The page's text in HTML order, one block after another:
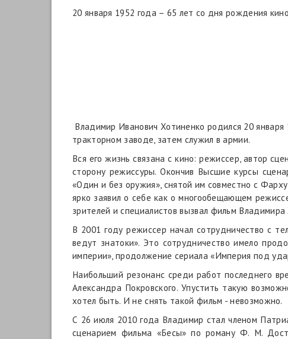
20 января 1952 года – 65 лет со дня рождения
Владимир Иванович Хотиненко родился 20
тракторном заводе, затем служил в армии.
Вся его жизнь связана с кино: режиссер, автор
сторону режиссуры. Окончив Высшие курсы
«Один и без оружия», снятой им совместно с
ярко заявил о себе как о многообещающем
зрителей и специалистов вызвал фильм
В 2001 году режиссер начал сотрудничество с
ведут знатоки». Это сотрудничество имело
империи», продолжение сериала «Империя под
Наибольший резонанс среди работ последнего
Александра Покровского. Упустить такую
хотел быть. И не снять такой фильм - невозможно.
С 26 июля 2010 года Владимир стал членом
сценарием фильма «Бесы» по роману Ф. М.